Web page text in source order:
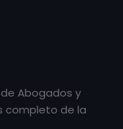
Abogados y
completo de la